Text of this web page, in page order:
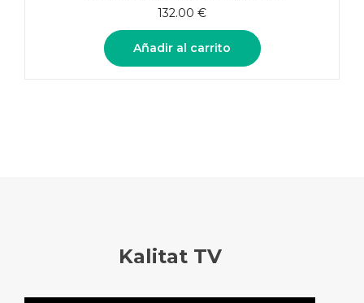
132.00 €
Añadir al carrito
Kalitat TV